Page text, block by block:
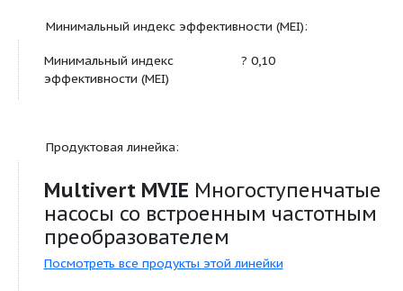
«Регулирование PID»: регулирование других
(температура, расход и т. д.) с помощью
установка заданного значения с помощью
от перегрузки, определение отсутствия воды,
окружающей среды, отсутствие фазы,
короткое замыкание.
Входной: